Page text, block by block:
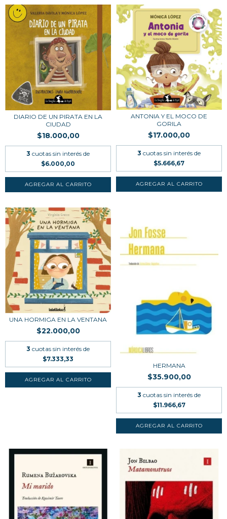
DIARIO DE UN PIRATA EN LA
CIUDAD
$18.000,00
3 cuotas sin interés de
$6.000,00
ANTONIA Y EL MOCO DE
GORILA
$17.000,00
3 cuotas sin interés de
$5.666,67
UNA HORMIGA EN LA VENTANA
$22.000,00
3 cuotas sin interés de
$7.333,33
HERMANA
$35.900,00
3 cuotas sin interés de
$11.966,67